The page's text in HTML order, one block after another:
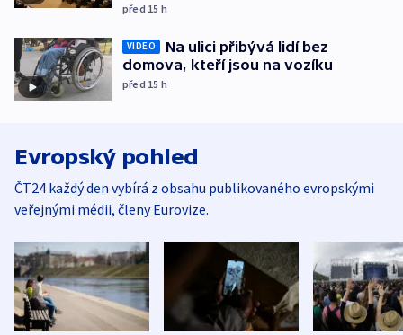
před 15 h
VIDEO
Na ulici přibývá lidí bez
domova, kteří jsou na vozíku
před 15 h
Evropský pohled
ČT24 každý den vybírá z obsahu publikovaného evropskými
veřejnými médii, členy Eurovize.